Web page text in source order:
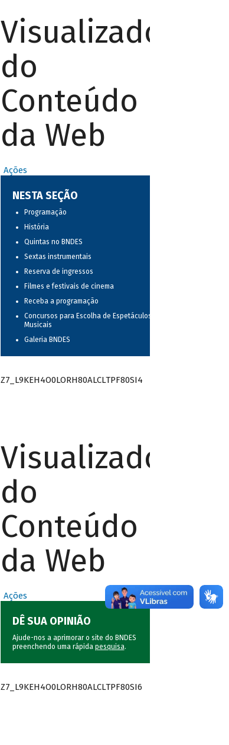
Visualizador
do
Conteúdo
da Web
Ações
NESTA SEÇÃO
Programação
História
Quintas no BNDES
Sextas instrumentais
Reserva de ingressos
Filmes e festivais de cinema
Receba a programação
Concursos para Escolha de Espetáculos
Musicais
Galeria BNDES
Z7_L9KEH4O0LORH80ALCLTPF80SI4
Visualizador
do
Conteúdo
da Web
Ações
DÊ SUA OPINIÃO
Ajude-nos a aprimorar o site do BNDES
preenchendo uma rápida pesquisa.
Z7_L9KEH4O0LORH80ALCLTPF80SI6